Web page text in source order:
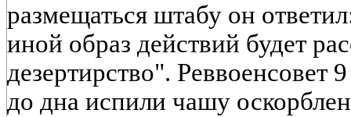
размещаться штабу он
иной образ действий будет
дезертирство". Реввоенсовет
до дна испили чашу